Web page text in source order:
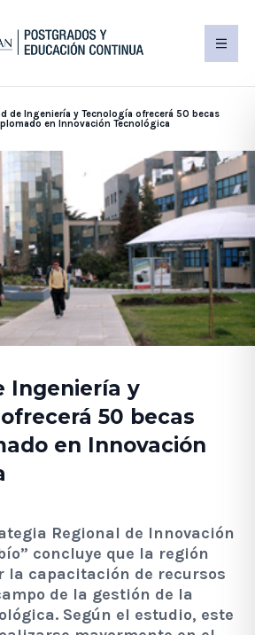
de Ingeniería y Tecnología ofrecerá 50 becas
en Innovación Tecnológica
Ingeniería y
50 becas
en Innovación
Regional de Innovación
concluye que la región
la capacitación de recursos
de la gestión de la
Según el estudio, este